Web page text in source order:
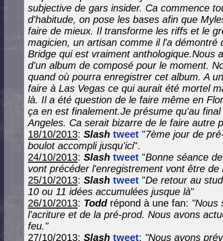
subjective de gars insider. Ca commence
d'habitude, on pose les bases afin que
faire de mieux. Il transforme les riffs et le
magicien, un artisan comme il l'a démontré
Bridge qui est vraiment anthologique.Nous
d'un album de composé pour le moment.
quand où pourra enregistrer cet album. A
faire à Las Vegas ce qui aurait été mortel
là. Il a été question de le faire même en
ça en est finalement.Je présume qu'au
Angeles. Ca serait bizarre de le faire autre
18/10/2013: Slash tweet "7ème jour de
boulot accompli jusqu'ici".
24/10/2013: Slash tweet "Bonne séance
vont précéder l'enregistrement vont être de
25/10/2013: Slash tweet "De retour au
10 ou 11 idées accumulées jusque là"
26/10/2013: Toddrépond à une fan: "Nous
l'acriture et de la pré-prod. Nous avons
feu."
27/10/2013: Slash tweet: "Nous avons